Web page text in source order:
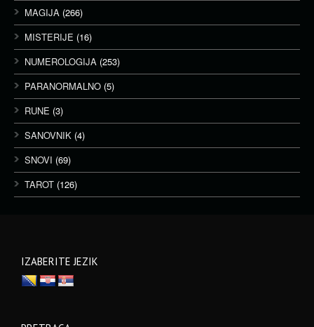
MAGIJA (266)
MISTERIJE (16)
NUMEROLOGIJA (253)
PARANORMALNO (5)
RUNE (3)
SANOVNIK (4)
SNOVI (69)
TAROT (126)
IZABERITE JEZIK